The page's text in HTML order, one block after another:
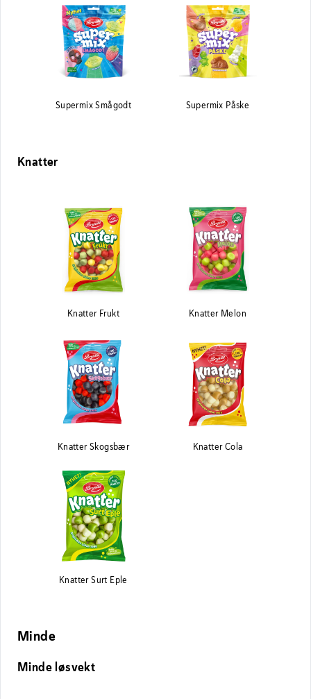
Supermix Smågodt Supermix Påske
Knatter
Knatter Frukt Knatter Melon
Knatter Skogsbær Knatter Cola
Knatter Surt Eple
Minde
Minde løsvekt